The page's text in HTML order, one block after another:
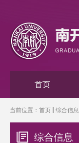
首页
当前位置： 首页 综合信息
综合信息